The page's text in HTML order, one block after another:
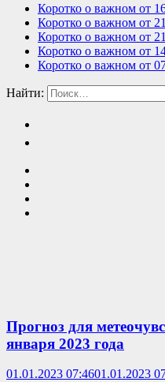
Коротко о важном от
Коротко о важном от
Коротко о важном от
Коротко о важном от
Коротко о важном от
Найти:
Прогноз для
января 2023 года
01.01.2023 07:4601.01.2023